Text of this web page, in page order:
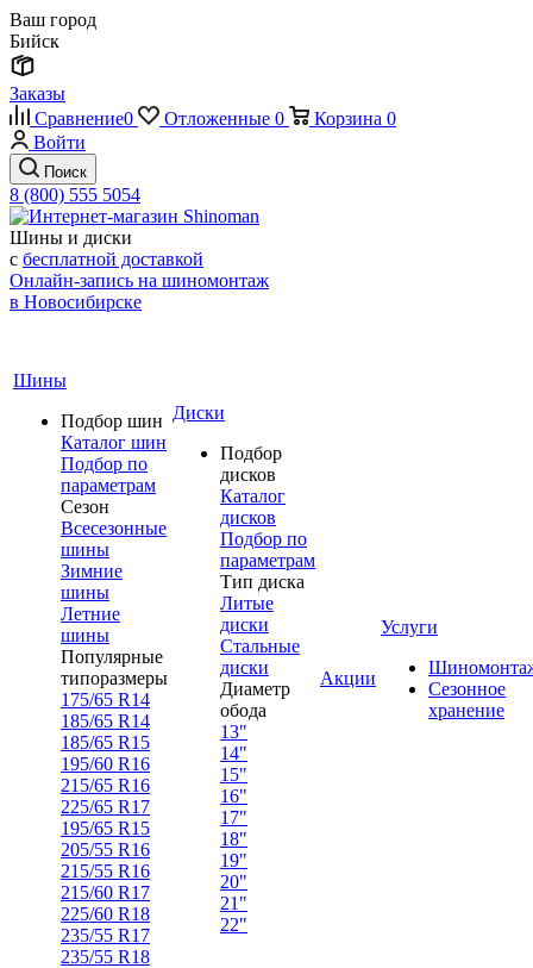
Ваш город
Бийск
Заказы
Сравнение0 Отложенные 0 Корзина 0
Войти
Поиск
8 (800) 555 5054
Шины и диски
с бесплатной доставкой
Онлайн-запись на шиномонтаж
в Новосибирске
Шины
Подбор шин
Каталог шин
Подбор по
параметрам
Сезон
Всесезонные
шины
Зимние
шины
Летние
шины
Популярные
типоразмеры
175/65 R14
185/65 R14
185/65 R15
195/60 R16
215/65 R16
225/65 R17
195/65 R15
205/55 R16
215/55 R16
215/60 R17
225/60 R18
235/55 R17
235/55 R18
Диски
Подбор
дисков
Каталог
дисков
Подбор по
параметрам
Тип диска
Литые
диски
Стальные
диски
Диаметр
обода
13"
14"
15"
16"
17"
18"
19"
20"
21"
22"
Акции
Услуги
Сезонное
хранение